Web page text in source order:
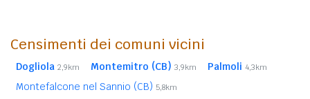
Censimenti dei comuni vicini
Dogliola 2,9km Montemitro (CB) 3,9km Palmoli 4,3km
Montefalcone nel Sannio (CB) 5,8km